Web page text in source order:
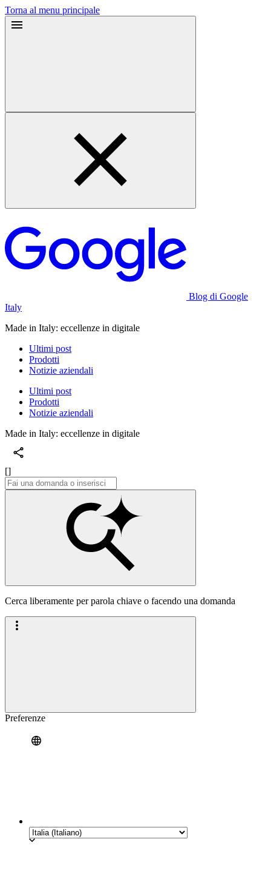
Torna al menu principale
Blog di Google
Italy
Made in Italy: eccellenze in digitale
Ultimi post
Prodotti
Notizie aziendali
Ultimi post
Prodotti
Notizie aziendali
Made in Italy: eccellenze in digitale
[]
Cerca liberamente per parola chiave o facendo una domanda
Preferenze